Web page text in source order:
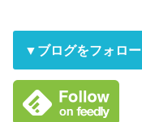
▼ブログをフォロー